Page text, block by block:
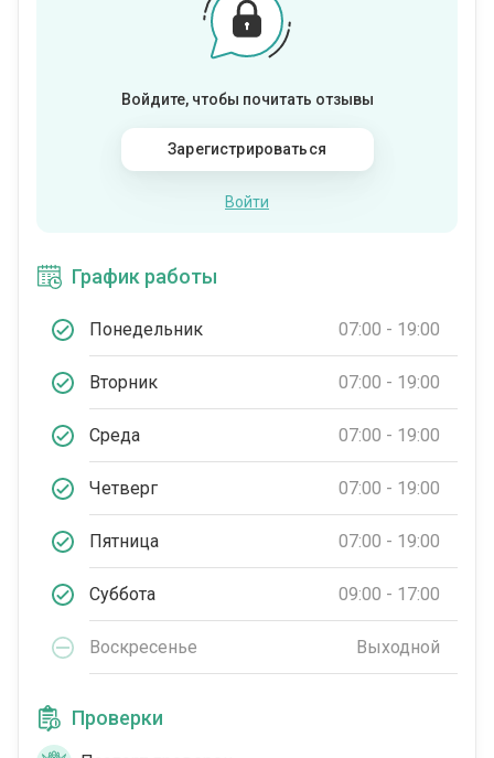
Войдите, чтобы почитать отзывы
Зарегистрироваться
Войти
График работы
Понедельник 07:00 - 19:00
Вторник 07:00 - 19:00
Среда 07:00 - 19:00
Четверг 07:00 - 19:00
Пятница 07:00 - 19:00
Суббота 09:00 - 17:00
Воскресенье Выходной
Проверки